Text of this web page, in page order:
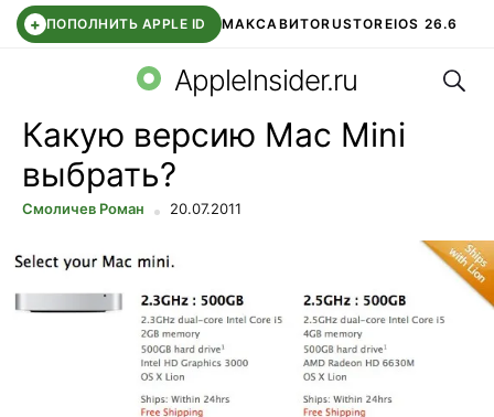
+ ПОПОЛНИТЬ APPLE ID МАКСАВИТОRUSTOREIOS 26.6
СБЕР КИДС ВТБ ОНЛАЙН ЧАТ В ROBLOX
AppleInsider.ru
Какую версию Mac Mini
выбрать?
Смоличев Роман 20.07.2011